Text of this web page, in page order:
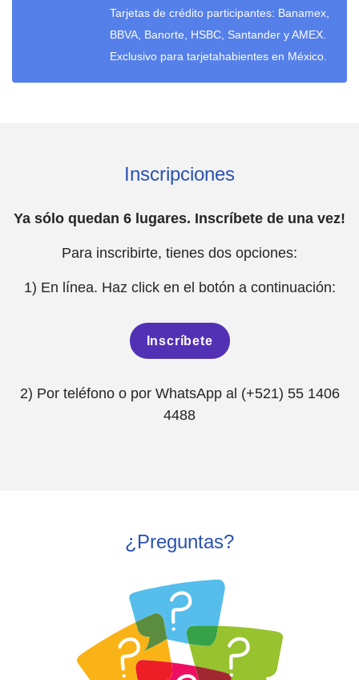
Tarjetas de crédito participantes: Banamex,
BBVA, Banorte, HSBC, Santander y AMEX.
Exclusivo para tarjetahabientes en México.
Inscripciones
Ya sólo quedan 6 lugares. Inscríbete de una vez!
Para inscribirte, tienes dos opciones:
1) En línea. Haz click en el botón a continuación:
Inscríbete
2) Por teléfono o por WhatsApp al (+521) 55 1406
4488
¿Preguntas?